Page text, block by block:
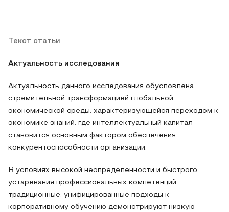
Текст статьи
Актуальность исследования
Актуальность данного исследования обусловлена
стремительной трансформацией глобальной
экономической среды, характеризующейся переходом к
экономике знаний, где интеллектуальный капитал
становится основным фактором обеспечения
конкурентоспособности организации.
В условиях высокой неопределенности и быстрого
устаревания профессиональных компетенций
традиционные, унифицированные подходы к
корпоративному обучению демонстрируют низкую